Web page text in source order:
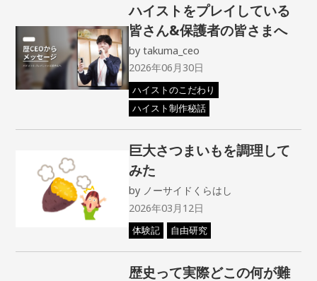
ハイストをプレイしている
皆さん&保護者の皆さまへ
bytakuma_ceo
2026年06月30日
ハイストのこだわり
ハイスト制作秘話
巨大さつまいもを調理して
みた
by ノーサイドくらはし
2026年03月12日
体験記 自由研究
歴史って実際どこの何が難